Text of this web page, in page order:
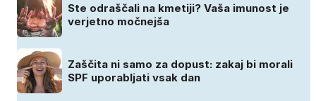
Ste odraščali na kmetiji? Vaša imunost je
verjetno močnejša
Zaščita ni samo za dopust: zakaj bi morali
SPF uporabljati vsak dan